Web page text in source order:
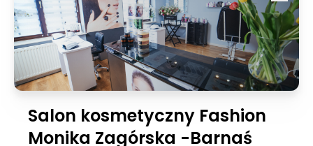
Salon kosmetyczny Fashion
Monika Zagórska -Barnaś